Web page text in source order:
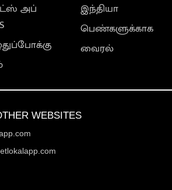
அப்
இந்தியா
பெண்களுக்காக
வைரல்
WEBSITES